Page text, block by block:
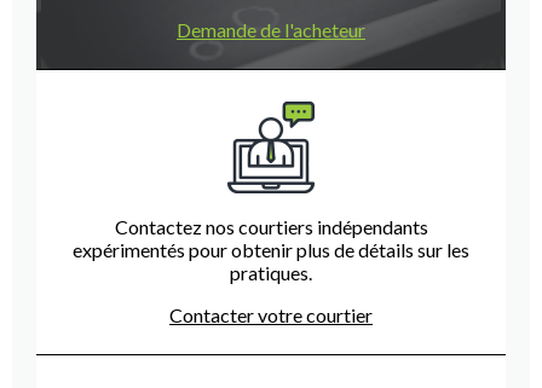
Demande de l'acheteur
Contactez nos courtiers indépendants
expérimentés pour obtenir plus de détails sur les
pratiques.
Contacter votre courtier